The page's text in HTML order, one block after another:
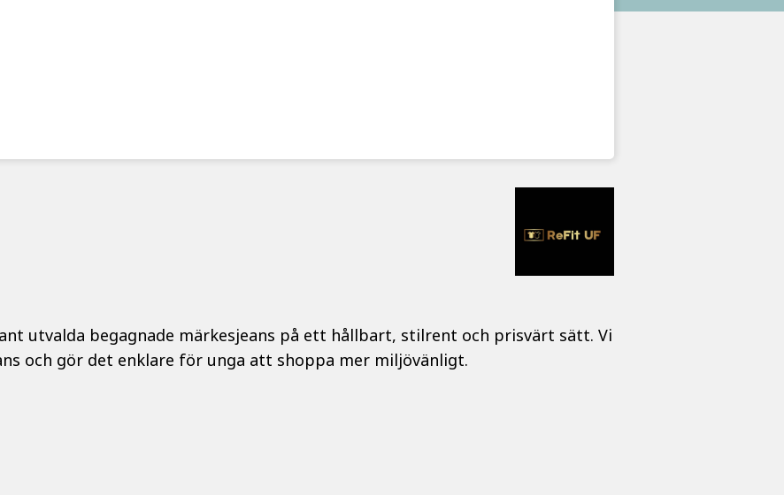
utvalda begagnade märkesjeans på ett hållbart, stilrent och prisvärt sätt. Vi
och gör det enklare för unga att shoppa mer miljövänligt.